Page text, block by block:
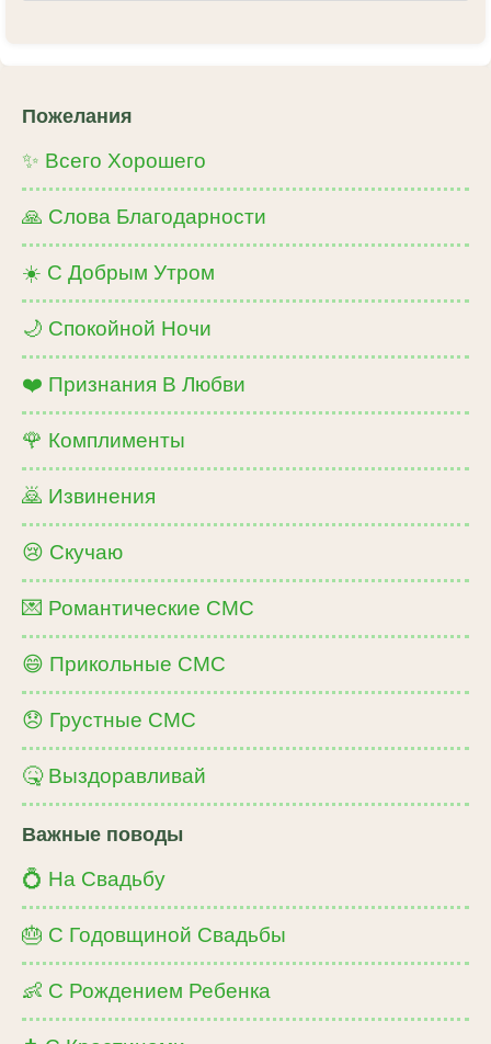
Пожелания
✨ Всего Хорошего
🙏 Слова Благодарности
☀️ С Добрым Утром
🌙 Спокойной Ночи
❤️ Признания В Любви
🌹 Комплименты
🙇 Извинения
😢 Скучаю
💌 Романтические СМС
😄 Прикольные СМС
😞 Грустные СМС
🤒 Выздоравливай
Важные поводы
💍 На Свадьбу
🎂 С Годовщиной Свадьбы
👶 С Рождением Ребенка